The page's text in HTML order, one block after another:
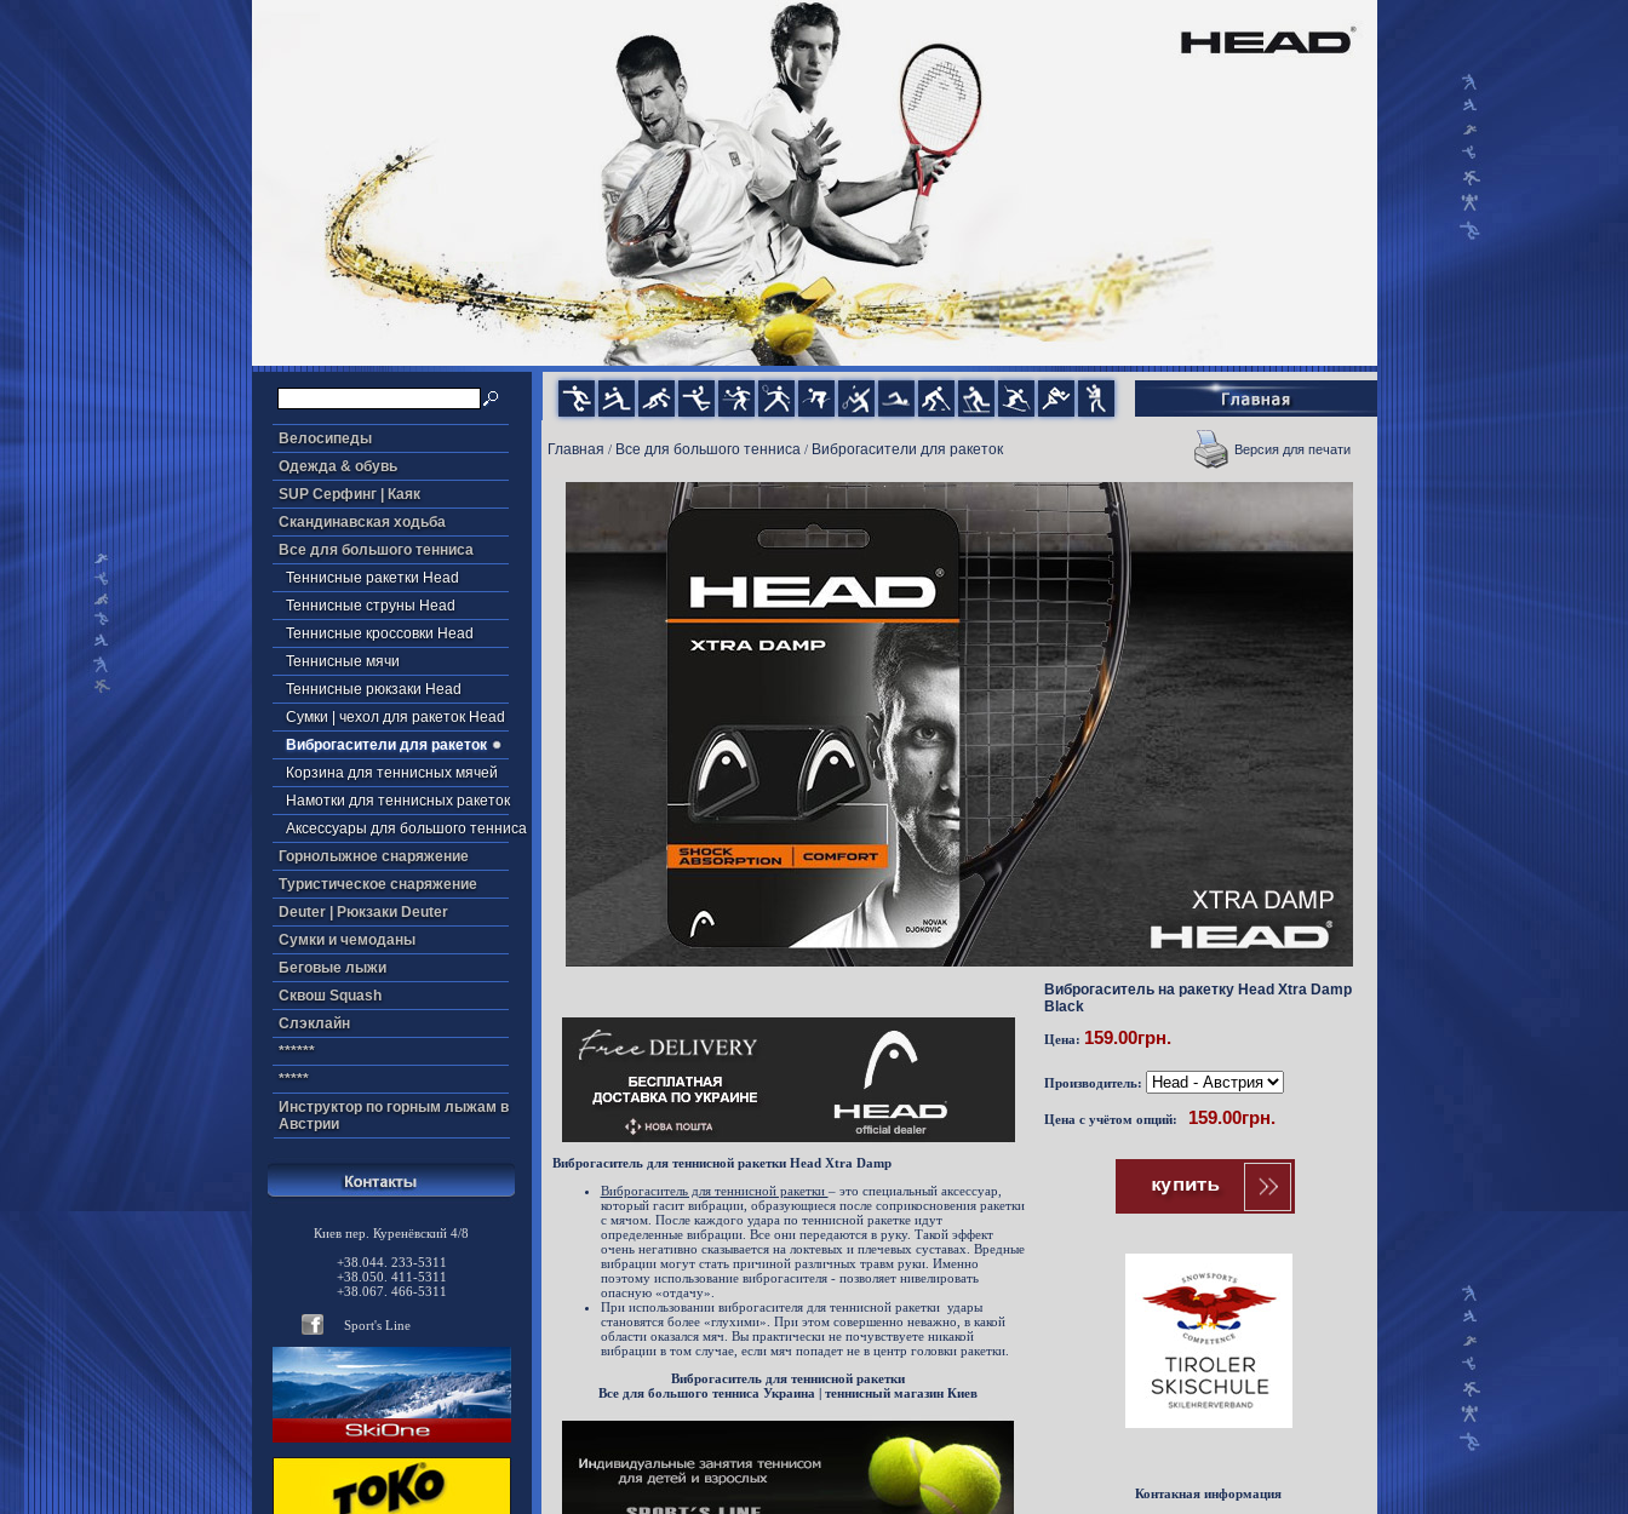
Велосипеды
Одежда & обувь
SUP Серфинг | Каяк
Скандинавская ходьба
Все для большого тенниса
Теннисные ракетки Head
Теннисные струны Head
Теннисные кроссовки Head
Теннисные мячи
Теннисные рюкзаки Head
Cумки | чехол для ракеток Head
Виброгасители для ракеток
Корзина для теннисных мячей
Намотки для теннисных ракеток
Аксессуары для большого тенниса
Горнолыжное снаряжение
Туристическое снаряжение
Deuter | Рюкзаки Deuter
Cумки и чемоданы
Беговые лыжи
Cквош Squash
Cлэклайн
******
*****
Инструктор по горным лыжам в
Австрии
Киев пер. Куренёвский 4/8
+38.044. 233-5311
+38.050. 411-5311
+38.067. 466-5311
Sport's Line
Главная / Все для большого тенниса / Виброгасители для ракеток Версия для печати
Виброгаситель для теннисной ракетки Head Xtra Damp
Виброгаситель для теннисной ракетки – это специальный аксессуар,
который гасит вибрации, образующиеся после соприкосновения ракетки
с мячом. После каждого удара по теннисной ракетке идут
определенные вибрации. Все они передаются в руку. Такой эффект
очень негативно сказывается на локтевых и плечевых суставах. Вредные
вибрации могут стать причиной различных травм руки. Именно
поэтому использование виброгасителя - позволяет нивелировать
опасную «отдачу».
При использовании виброгасителя для теннисной ракетки удары
становятся более «глухими». При этом совершенно неважно, в какой
области оказался мяч. Вы практически не почувствуете никакой
вибрации в том случае, если мяч попадет не в центр головки ракетки.
Виброгаситель для теннисной ракетки
Все для большого тенниса Украина | теннисный магазин Киев
Виброгаситель на ракетку Head Xtra Damp
Black
Цена: 159.00грн.
Производитель:
Цена с учётом опций:
Контакная информация